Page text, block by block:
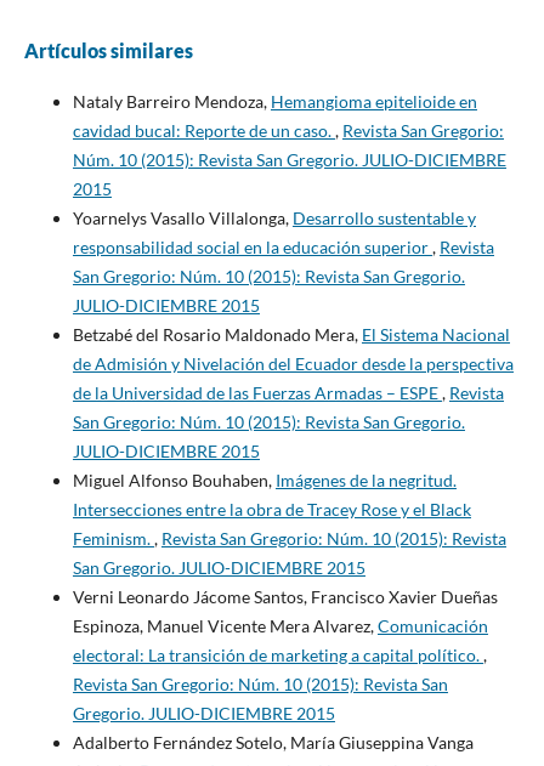
Artículos similares
Nataly Barreiro Mendoza, Hemangioma epitelioide en
cavidad bucal: Reporte de un caso., Revista San Gregorio:
Núm. 10 (2015): Revista San Gregorio. JULIO-DICIEMBRE
2015
Yoarnelys Vasallo Villalonga, Desarrollo sustentable y
responsabilidad social en la educación superior, Revista
San Gregorio: Núm. 10 (2015): Revista San Gregorio.
JULIO-DICIEMBRE 2015
Betzabé del Rosario Maldonado Mera, El Sistema Nacional
de Admisión y Nivelación del Ecuador desde la perspectiva
de la Universidad de las Fuerzas Armadas – ESPE, Revista
San Gregorio: Núm. 10 (2015): Revista San Gregorio.
JULIO-DICIEMBRE 2015
Miguel Alfonso Bouhaben, Imágenes de la negritud.
Intersecciones entre la obra de Tracey Rose y el Black
Feminism., Revista San Gregorio: Núm. 10 (2015): Revista
San Gregorio. JULIO-DICIEMBRE 2015
Verni Leonardo Jácome Santos, Francisco Xavier Dueñas
Espinoza, Manuel Vicente Mera Alvarez,Comunicación
electoral: La transición de marketing a capital político.,
Revista San Gregorio: Núm. 10 (2015): Revista San
Gregorio. JULIO-DICIEMBRE 2015
Adalberto Fernández Sotelo, María Giuseppina Vanga